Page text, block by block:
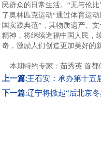
民群众的日常生活。“无与伦
了奥林匹克运动“通过体育运
国实践典范”，其物质遗产、
精神，将继续造福中国人民，
奇，激励人们创造更加美好的
本期特约专家：茹秀英 首都
上一篇:王石安：承办第十五
下一篇:辽宁将掀起“后北京